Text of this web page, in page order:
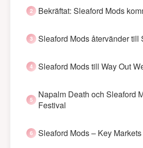
Bekräftat: Sleaford Mods
Sleaford Mods återvänder till
Sleaford Mods till Way Out
Napalm Death och Sleaford
Festival
Sleaford Mods – Key Markets